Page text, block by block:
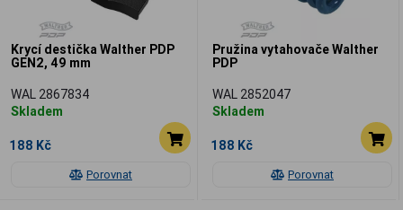
Porovnat
Krycí destička Walther PDP
GEN2, 49 mm
WAL 2867834
Skladem
188 Kč
Porovnat
Pružina vytahovače Walther
PDP
WAL 2852047
Skladem
188 Kč